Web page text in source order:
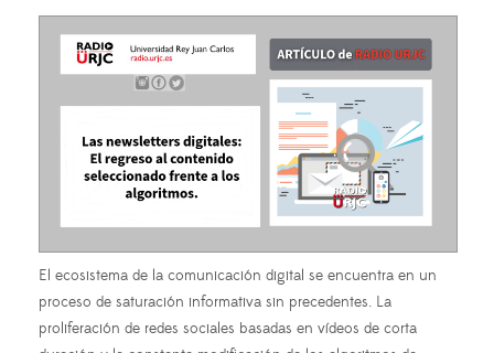
El ecosistema de la comunicación digital se encuentra en un
proceso de saturación informativa sin precedentes. La
proliferación de redes sociales basadas en vídeos de corta